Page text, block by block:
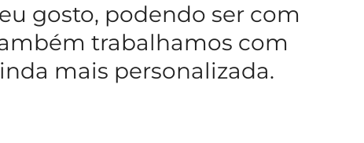
gosto, podendo ser com
trabalhamos com
mais personalizada.